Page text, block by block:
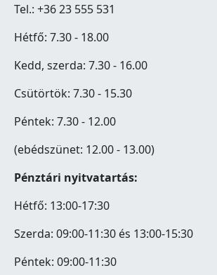
Tel.: +36 23 555 531
Hétfő: 7.30 - 18.00
Kedd, szerda: 7.30 - 16.00
Csütörtök: 7.30 - 15.30
Péntek: 7.30 - 12.00
(ebédszünet: 12.00 - 13.00)
Pénztári nyitvatartás:
Hétfő: 13:00-17:30
Szerda: 09:00-11:30 és 13:00-15:30
Péntek: 09:00-11:30